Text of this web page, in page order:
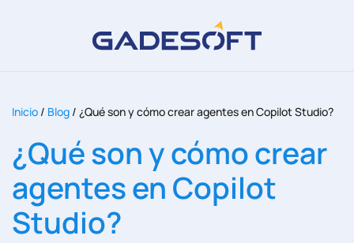
Inicio / Blog / ¿Qué son y cómo crear agentes en Copilot Studio?
¿Qué son y cómo crear
agentes en Copilot
Studio?